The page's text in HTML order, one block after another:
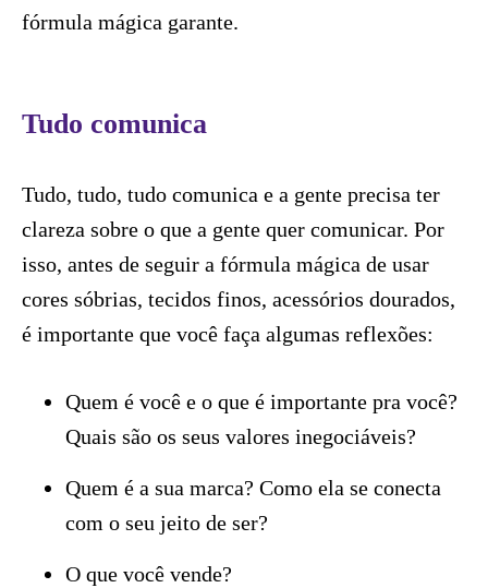
fórmula mágica garante.
Tudo comunica
Tudo, tudo, tudo comunica e a gente precisa ter
clareza sobre o que a gente quer comunicar. Por
isso, antes de seguir a fórmula mágica de usar
cores sóbrias, tecidos finos, acessórios dourados,
é importante que você faça algumas reflexões:
Quem é você e o que é importante pra você?
Quais são os seus valores inegociáveis?
Quem é a sua marca? Como ela se conecta
com o seu jeito de ser?
O que você vende?